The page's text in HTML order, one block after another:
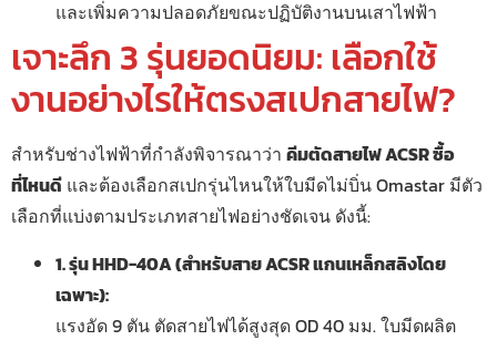
และเพิ่มความปลอดภัยขณะปฏิบัติงานบนเสาไฟฟ้า
เจาะลึก 3 รุ่นยอดนิยม: เลือกใช้
งานอย่างไรให้ตรงสเปกสายไฟ?
สำหรับช่างไฟฟ้าที่กำลังพิจารณาว่า คีมตัดสายไฟ ACSR ซื้อ
ที่ไหนดี และต้องเลือกสเปกรุ่นไหนให้ใบมีดไม่บิ่น Omastar มีตัว
เลือกที่แบ่งตามประเภทสายไฟอย่างชัดเจน ดังนี้:
1. รุ่น HHD-40A (สำหรับสาย ACSR แกนเหล็กสลิงโดย
เฉพาะ):
แรงอัด 9 ตัน ตัดสายไฟได้สูงสุด OD 40 มม. ใบมีดผลิต